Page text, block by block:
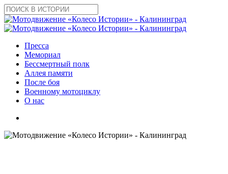
Skip
to
main
Close
Search
search
Menu
Пресса
Мемориал
Бессмертный полк
Аллея памяти
После боя
Военному мотоциклу
О нас